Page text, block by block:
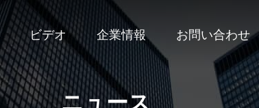
ビデオ 企業情報 お問い合わせ
ニュース